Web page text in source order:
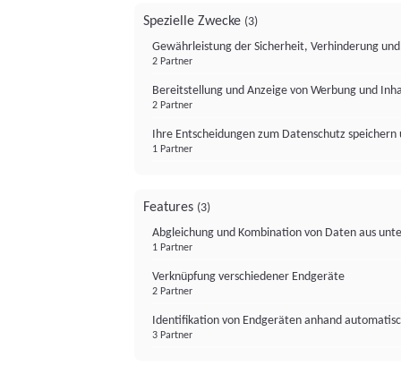
Spezielle Zwecke (3)
Gewährleistung der Sicherheit, Verhinderung
2 Partner
Bereitstellung und Anzeige von Werbung und
2 Partner
Ihre Entscheidungen zum Datenschutz
1 Partner
Features (3)
Abgleichung und Kombination von Daten aus
1 Partner
Verknüpfung verschiedener Endgeräte
2 Partner
Identifikation von Endgeräten anhand
3 Partner